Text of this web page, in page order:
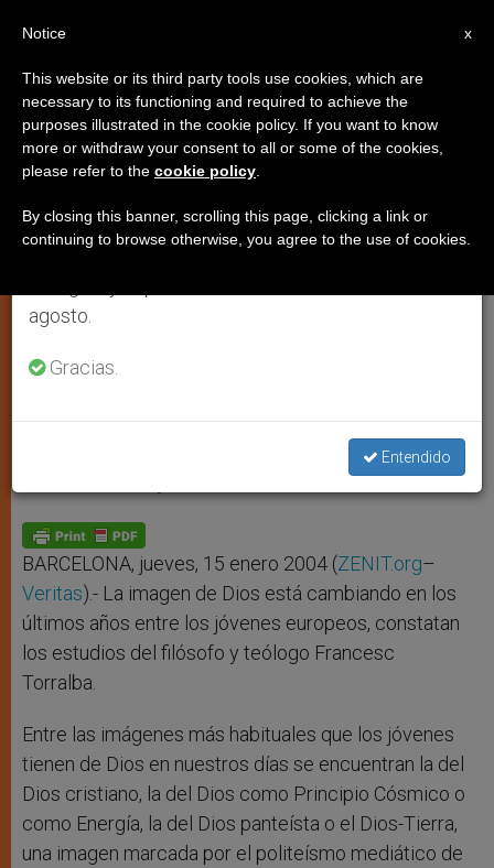
La imagen panteísta e islámica
de Dios se extiende entre los
jóvenes
Según constata Francesc Torralba,
W
s
p
p
M
e
g
e
r
F
b
o
k
T
t
S
e
BARCELONA, jueves, 15 enero 2004 (ZENIT.org–
Veritas).- La imagen de Dios está cambiando en los
últimos años entre los jóvenes europeos, constatan
los estudios del filósofo y teólogo Francesc
Torralba.
Entre las imágenes más habituales que los jóvenes
tienen de Dios en nuestros días se encuentran la del
Dios cristiano, la del Dios como Principio Cósmico o
como Energía, la del Dios panteísta o el Dios-Tierra,
una imagen marcada por el politeísmo mediático de
×
Aviso importante
Del 27 de julio al 7 de agosto haremos la pausa
anual, aprovechando que en el periodo de verano
se generan menos informaciones y también el
agosto.
Gracias.
Entendido
x
Notice
This website or its third party tools use cookies, which are
necessary to its functioning and required to achieve the
purposes illustrated in the cookie policy. If you want to know
more or withdraw your consent to all or some of the cookies,
please refer to the cookie policy
By closing this banner, scrolling this page, clicking a link or
continuing to browse otherwise, you agree to the use of cookies.